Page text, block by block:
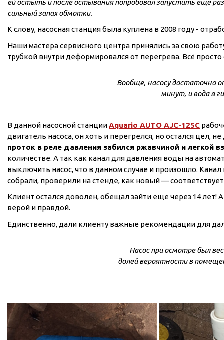
ГВС и повышения
давления
Циркуляционные
насосы фланцевые
Циркуляционные
насосы для ГВС
Циркуляционные
насосы резьбовые
Колодезные насосы
Насосы для фонтана и
Фонтанные насосы
Мембраны и фланцы
Расширительные баки
ей остыть и после остывания попробовал запустить еще
сильный запах обмотки.
К слову, насосная станция была куплена в 2008 году -
Наши мастера сервисного центра принялись за свою
трубкой внутри деформировался от перегрева. Всё просто
Вообще, насосу достаточно
минут, и вода в
В данной насосной станцииAquario AUTO AJC-125C
двигатель насоса, он хоть и перегрелся, но остался цел,
проток в реле давления забился ржавчиной и легкой
количестве. А так как канал для давления воды на
выключить насос, что в данном случае и произошло.
собрали, проверили на стенде, как новый —
Клиент остался доволен, обещал зайти еще через 14 лет!
верой и правдой.
Единственно, дали клиенту важные рекомендации для
Насос при осмотре был
долей вероятности в